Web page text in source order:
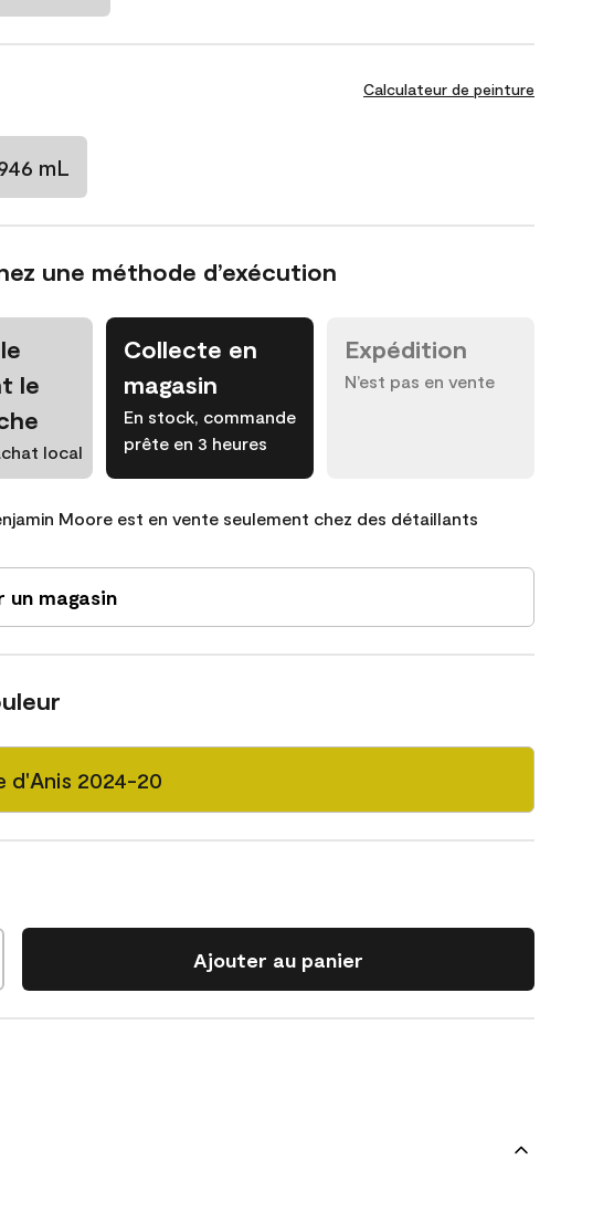
Calculateur de peinture
mL
une méthode d’exécution
le
local
Collecte en
magasin
En stock, commande
prête en 3 heures
Expédition
N’est pas en vente
Moore est en vente seulement chez des détaillants
un magasin
d'Anis 2024-20
Ajouter au panier